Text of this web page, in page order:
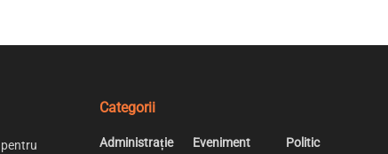
Categorii
Administrație
Eveniment
Politic